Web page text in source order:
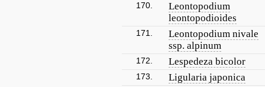
170.
Leontopodium
leontopodioides
171.
Leontopodium nivale
ssp. alpinum
172. Lespedeza bicolor
173. Ligularia japonica